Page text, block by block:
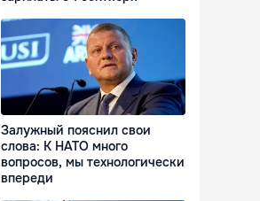
Залужный пояснил свои
слова: К НАТО много
вопросов, мы технологически
впереди